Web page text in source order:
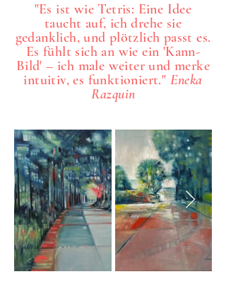
"Es ist wie Tetris: Eine Idee
taucht auf, ich drehe sie
gedanklich, und plötzlich passt es.
Es fühlt sich an wie ein 'Kann-
Bild' – ich male weiter und merke
intuitiv, es funktioniert." Eneka
Razquin